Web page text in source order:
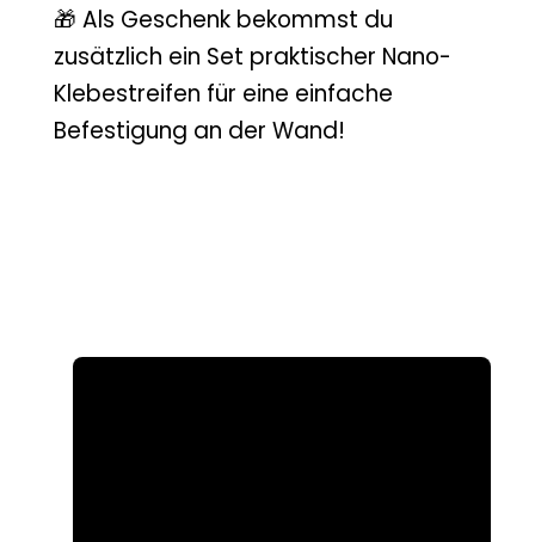
🎁 Als Geschenk bekommst du
zusätzlich ein Set praktischer Nano-
Klebestreifen für eine einfache
Befestigung an der Wand!